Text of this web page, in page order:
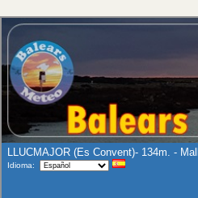
LLUCMAJOR (Es Convent)- 134m. -
Idioma: